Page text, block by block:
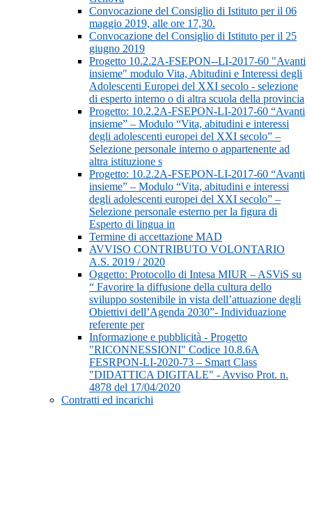
Convocazione del Consiglio di Istituto per il 06
maggio 2019, alle ore 17,30.
Convocazione del Consiglio di Istituto per il 25
giugno 2019
Progetto 10.2.2A-FSEPON--LI-2017-60 "Avanti
insieme" modulo Vita, Abitudini e Interessi degli
Adolescenti Europei del XXI secolo - selezione
di esperto interno o di altra scuola della provincia
Progetto: 10.2.2A-FSEPON-LI-2017-60 “Avanti
insieme” – Modulo “Vita, abitudini e interessi
degli adolescenti europei del XXI secolo” –
Selezione personale interno o appartenente ad
altra istituzione s
Progetto: 10.2.2A-FSEPON-LI-2017-60 “Avanti
insieme” – Modulo “Vita, abitudini e interessi
degli adolescenti europei del XXI secolo” –
Selezione personale esterno per la figura di
Esperto di lingua in
Termine di accettazione MAD
AVVISO CONTRIBUTO VOLONTARIO
A.S. 2019 / 2020
Oggetto: Protocollo di Intesa MIUR – ASViS su
“ Favorire la diffusione della cultura dello
sviluppo sostenibile in vista dell’attuazione degli
Obiettivi dell’Agenda 2030”- Individuazione
referente per
Informazione e pubblicità - Progetto
"RICONNESSIONI" Codice 10.8.6A
FESRPON-LI-2020-73 – Smart Class
"DIDATTICA DIGITALE" - Avviso Prot. n.
4878 del 17/04/2020
Contratti ed incarichi